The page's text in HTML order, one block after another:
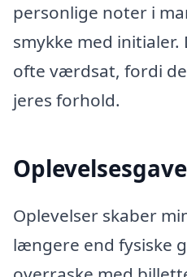
personlige noter i
smykke med initialer.
ofte værdsat, fordi
jeres forhold.
Oplevelser skaber
længere end fysiske